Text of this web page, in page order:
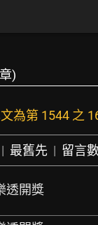
)
為第 1544 之
| 最舊先 | 留言
透開獎